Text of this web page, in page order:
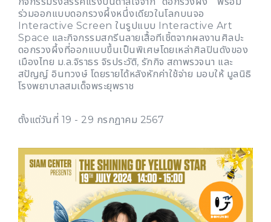
ร่วมออกแบบดอกรวงผึ้งหนึ่งเดียวในโลกบนจอ
Interactive Screen ในรูปแบบ Interactive Art
Space และกิจกรรมสกรีนลายเสื้อทีเชิ้ตจากผลงานศิลปะ
ดอกรวงผึ้งที่ออกแบบขึ้นเป็นพิเศษโดยเหล่าศิลปินดังของ
เมืองไทย ม.ล.จิราธร จิรประวัติ, รักกิจ สถาพรวจนา และ
สปัญญ์ อินทวงษ์ โดยรายได้หลังหักค่าใช้จ่าย มอบให้ มูลนิธิ
โรงพยาบาลสมเด็จพระยุพราช
ตั้งแต่วันที่ 19 - 29 กรกฏาคม 2567